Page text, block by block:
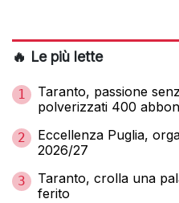
🔥 Le più lette
1
Taranto, passione
polverizzati 400
2
Eccellenza Puglia,
2026/27
3
Taranto, crolla una
ferito